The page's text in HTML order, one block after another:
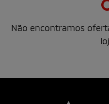
Não encontramos